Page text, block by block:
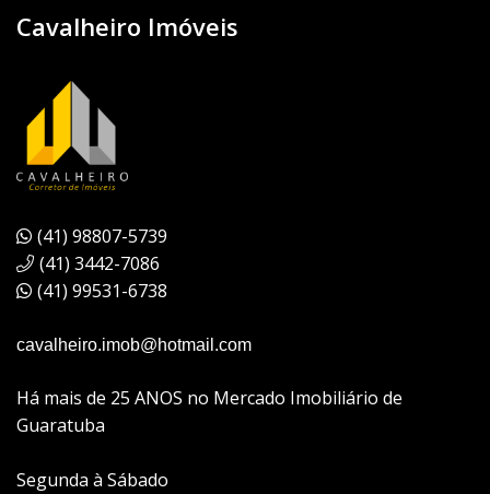
Cavalheiro Imóveis
(41) 98807-5739
(41) 3442-7086
(41) 99531-6738
cavalheiro.imob@hotmail.com
Há mais de 25 ANOS no Mercado Imobiliário de
Guaratuba
Segunda à Sábado